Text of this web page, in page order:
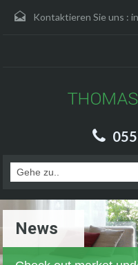
Kontaktieren Sie uns :
News